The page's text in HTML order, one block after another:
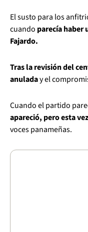
El susto para los
cuando parecía haber
Fajardo.
Tras la revisión del
anuladay el
Cuando el partido
apareció, pero esta
voces panameñas.